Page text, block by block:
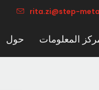
rita.zi@step-
حول المعلومات